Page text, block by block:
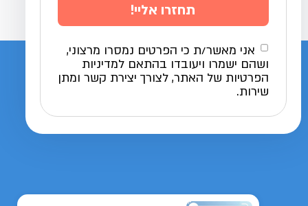
אני מאשר/ת כי הפרטים נמסרו מרצוני,
ושהם ישמרו ויעובדו בהתאם למדיניות
הפרטיות של האתר, לצורך יצירת קשר ומתן
שירות.
תחזרו אליי!